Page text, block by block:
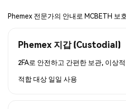
Phemex 전문가의 안내로 MCBETH 보
Phemex 지갑 (Custodial)
2FA로 안전하고 간편한 보관, 이상
적합 대상 일일 사용